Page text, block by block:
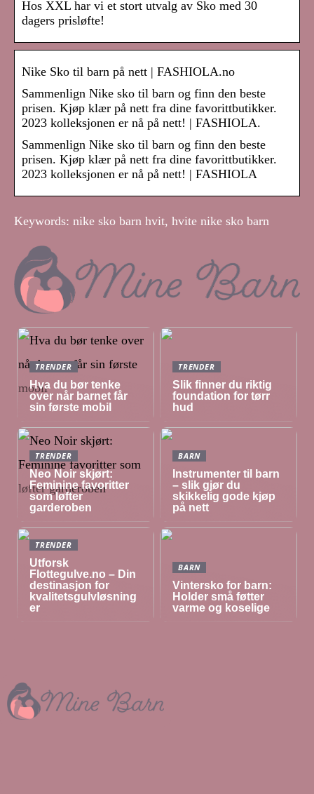
Hos XXL har vi et stort utvalg av Sko med 30
dagers prisløfte!
Nike Sko til barn på nett | FASHIOLA.no
Sammenlign Nike sko til barn og finn den beste
prisen. Kjøp klær på nett fra dine favorittbutikker.
2023 kolleksjonen er nå på nett! | FASHIOLA.
Sammenlign Nike sko til barn og finn den beste
prisen. Kjøp klær på nett fra dine favorittbutikker.
2023 kolleksjonen er nå på nett! | FASHIOLA
Keywords: nike sko barn hvit, hvite nike sko barn
TRENDER
Hva du bør tenke
over når barnet får
sin første mobil
TRENDER
Slik finner du riktig
foundation for tørr
hud
TRENDER
Neo Noir skjørt:
Feminine favoritter
som løfter
garderoben
BARN
Instrumenter til barn
– slik gjør du
skikkelig gode kjøp
på nett
TRENDER
Utforsk
Flottegulve.no – Din
destinasjon for
kvalitetsgulvløsning
er
BARN
Vintersko for barn:
Holder små føtter
varme og koselige